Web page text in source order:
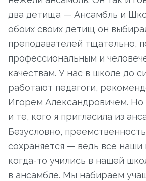
два детища — Ансамбль и
обоих своих детищ он
преподавателей тщательно,
профессиональным и
качествам. У нас в школе до
работают педагоги,
Игорем Александровичем. Но
и те, кого я пригласила из
Безусловно,
сохраняется — ведь все наши
когда-то учились в нашей
в ансамбле. Мы набираем